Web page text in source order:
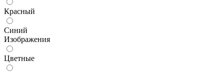
Красный
Синий
Изображения
Цветные